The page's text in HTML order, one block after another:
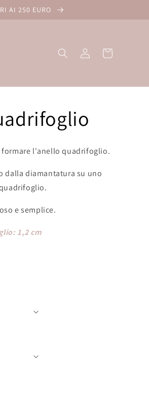
AI 250 EURO
Accedi Carrello
l'anello quadrifoglio.
dalla diamantatura su uno
e semplice.
1,2 cm